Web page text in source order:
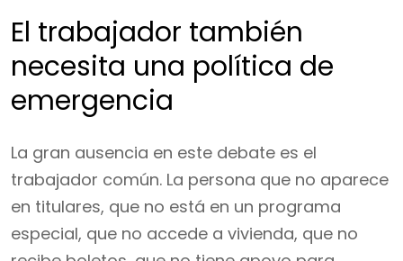
El trabajador también
necesita una política de
emergencia
La gran ausencia en este debate es el
trabajador común. La persona que no aparece
en titulares, que no está en un programa
especial, que no accede a vivienda, que no